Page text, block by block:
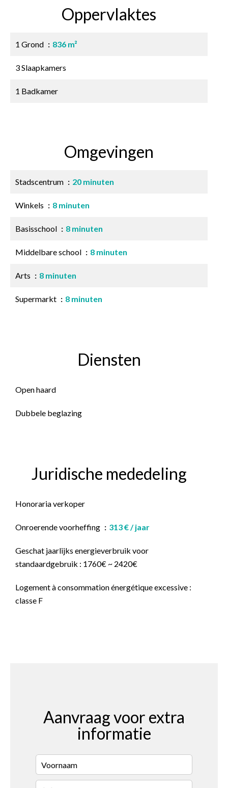
Oppervlaktes
1 Grond 836 m²
3 Slaapkamers
1 Badkamer
Omgevingen
Stadscentrum 20 minuten
Winkels 8 minuten
Basisschool 8 minuten
Middelbare school 8 minuten
Arts 8 minuten
Supermarkt 8 minuten
Diensten
Open haard
Dubbele beglazing
Juridische mededeling
Honoraria verkoper
Onroerende voorheffing 313 € / jaar
Geschat jaarlijks energieverbruik voor
standaardgebruik : 1760€ ~ 2420€
Logement à consommation énergétique excessive :
classe F
Aanvraag voor extra
informatie